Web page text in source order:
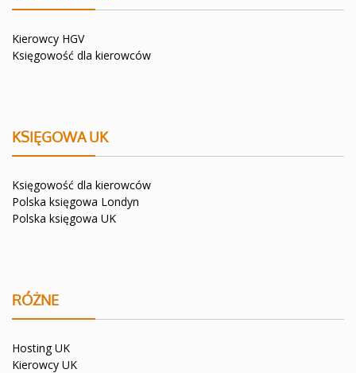
Kierowcy HGV
Księgowość dla kierowców
KSIĘGOWA UK
Księgowość dla kierowców
Polska księgowa Londyn
Polska księgowa UK
RÓŻNE
Hosting UK
Kierowcy UK